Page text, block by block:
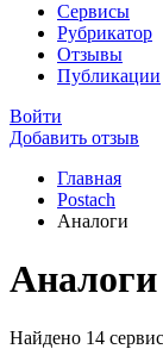
Сервисы
Рубрикатор
Отзывы
Публикации
Войти
Добавить отзыв
Главная
Postach
Аналоги
Аналоги
Найдено 14